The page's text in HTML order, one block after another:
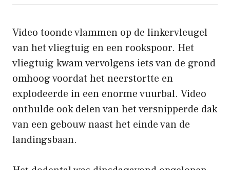
Video toonde vlammen op de linkervleugel
van het vliegtuig en een rookspoor. Het
vliegtuig kwam vervolgens iets van de grond
omhoog voordat het neerstortte en
explodeerde in een enorme vuurbal. Video
onthulde ook delen van het versnipperde dak
van een gebouw naast het einde van de
landingsbaan.